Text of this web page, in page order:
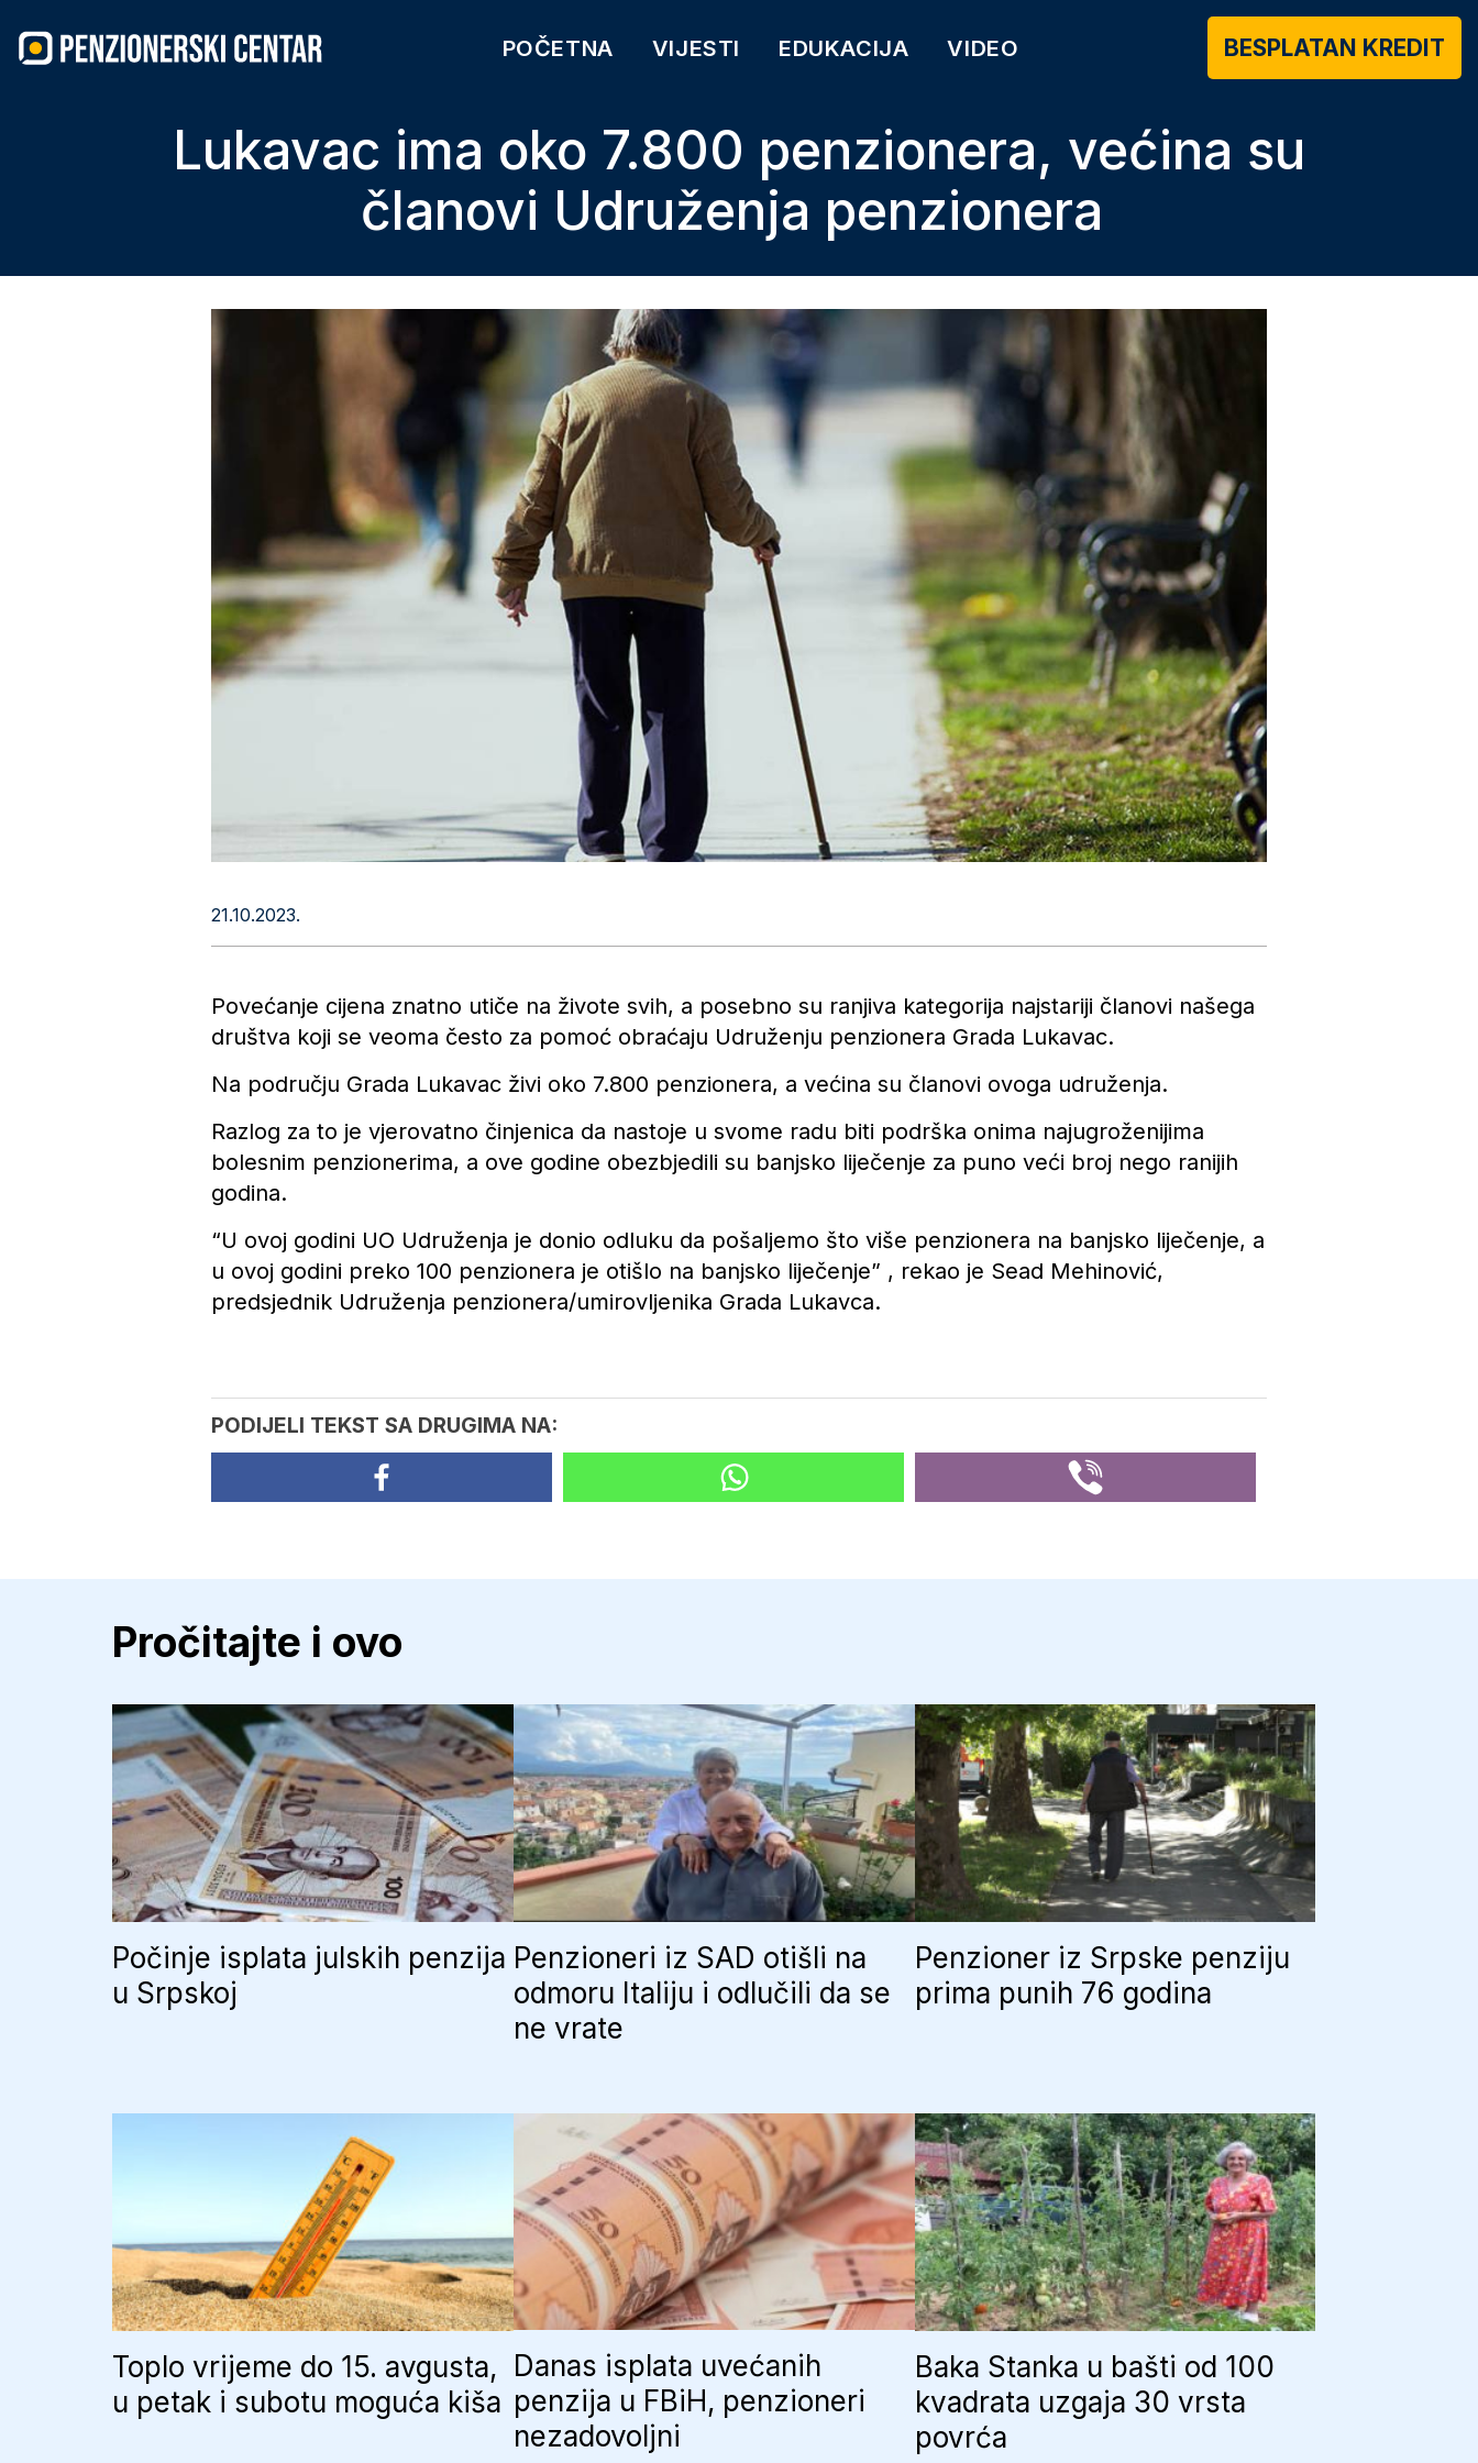
content
POČETNA VIJESTI EDUKACIJA VIDEO BESPLATAN KREDIT
Lukavac ima oko 7.800 penzionera, većina su
članovi Udruženja penzionera
21.10.2023.
Povećanje cijena znatno utiče na živote svih, a posebno su ranjiva kategorija najstariji članovi našega
društva koji se veoma često za pomoć obraćaju Udruženju penzionera Grada Lukavac.
Na području Grada Lukavac živi oko 7.800 penzionera, a većina su članovi ovoga udruženja.
Razlog za to je vjerovatno činjenica da nastoje u svome radu biti podrška onima najugroženijima
bolesnim penzionerima, a ove godine obezbjedili su banjsko liječenje za puno veći broj nego ranijih
godina.
“U ovoj godini UO Udruženja je donio odluku da pošaljemo što više penzionera na banjsko liječenje, a
u ovoj godini preko 100 penzionera je otišlo na banjsko liječenje” , rekao je Sead Mehinović,
predsjednik Udruženja penzionera/umirovljenika Grada Lukavca.
PODIJELI TEKST SA DRUGIMA NA:
Pročitajte i ovo
Počinje isplata julskih penzija
u Srpskoj
Penzioneri iz SAD otišli na
odmoru Italiju i odlučili da se
ne vrate
Penzioner iz Srpske penziju
prima punih 76 godina
Toplo vrijeme do 15. avgusta,
u petak i subotu moguća kiša
Danas isplata uvećanih
penzija u FBiH, penzioneri
nezadovoljni
Baka Stanka u bašti od 100
kvadrata uzgaja 30 vrsta
povrća